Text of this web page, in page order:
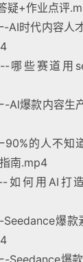
疑+作业点评
-AI时代内容人
哪些赛道用
-Al爆款内容生
90%的人不知
南.mp4
如何用AI打
Seedance爆款